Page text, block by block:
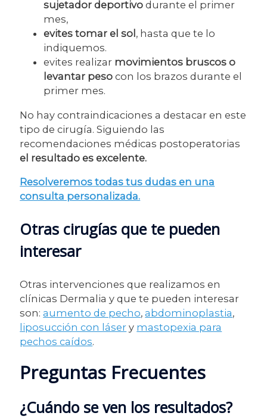
sujetador deportivo durante el primer
mes,
evites tomar el sol , hasta que te lo
indiquemos.
evites realizar movimientos bruscos o
levantar peso con los brazos durante el
primer mes.
No hay contraindicaciones a destacar en este
tipo de cirugía. Siguiendo las
recomendaciones médicas postoperatorias
el resultado es excelente.
Resolveremos todas tus dudas en una
consulta personalizada.
Otras cirugías que te pueden
interesar
Otras intervenciones que realizamos en
clínicas Dermalia y que te pueden interesar
son:aumento de pecho,abdominoplastia,
liposucción con láser y mastopexia para
pechos caídos.
Preguntas Frecuentes
¿Cuándo se ven los resultados?